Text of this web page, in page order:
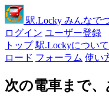
駅.Locky みんなで
ログイン ユーザー登録
トップ 駅.Lockyについて
ロード フォーラム 使い
次の電車まで、